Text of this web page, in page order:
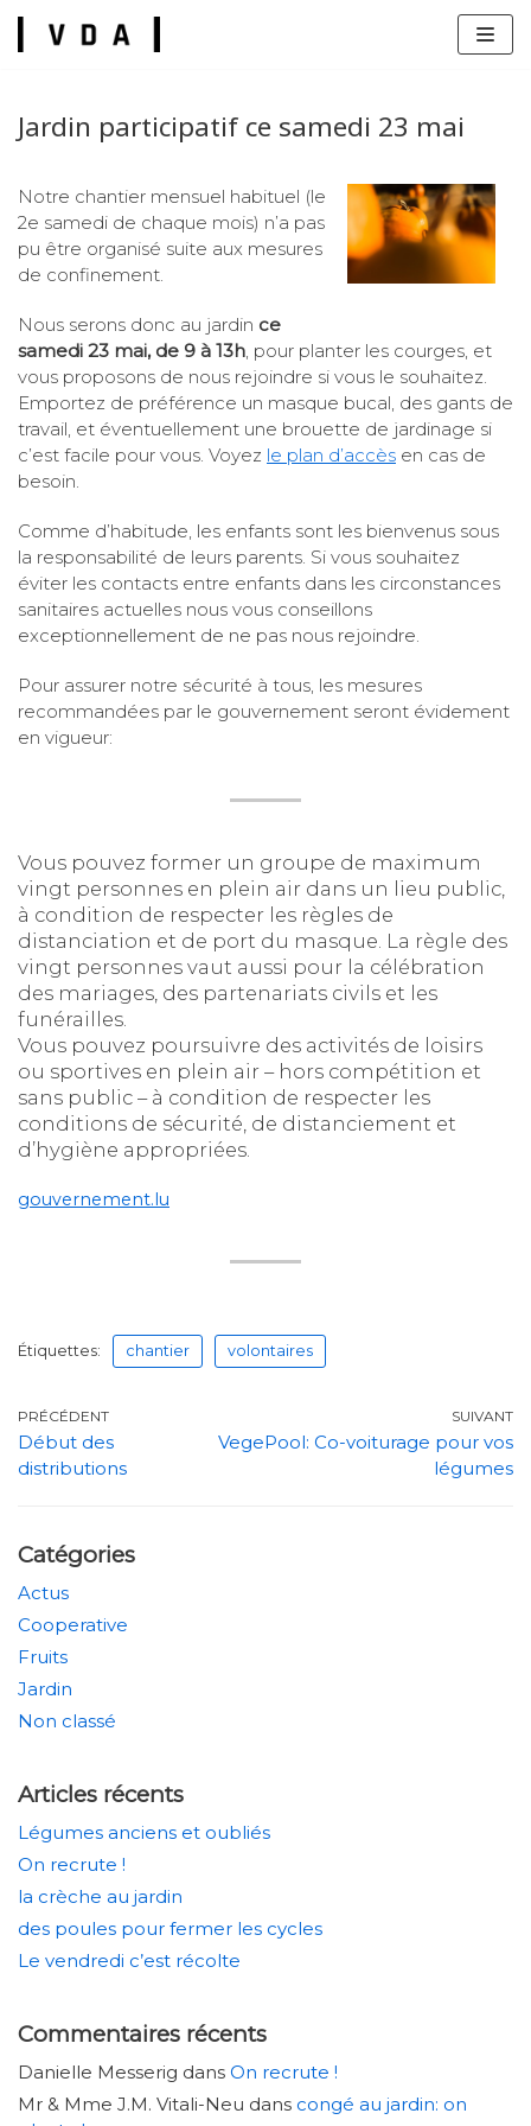
Aller
Jardin participatif ce samedi 23 mai
Notre chantier mensuel habituel (le
2e samedi de chaque mois) n’a pas
pu être organisé suite aux mesures
de confinement.
Nous serons donc au jardin ce
samedi 23 mai, de 9 à 13h, pour planter les courges, et
vous proposons de nous rejoindre si vous le souhaitez.
Emportez de préférence un masque bucal, des gants de
travail, et éventuellement une brouette de jardinage si
c’est facile pour vous. Voyez le plan d’accès en cas de
besoin.
Comme d’habitude, les enfants sont les bienvenus sous
la responsabilité de leurs parents. Si vous souhaitez
éviter les contacts entre enfants dans les circonstances
sanitaires actuelles nous vous conseillons
exceptionnellement de ne pas nous rejoindre.
Pour assurer notre sécurité à tous, les mesures
recommandées par le gouvernement seront évidement
en vigueur:
Vous pouvez former un groupe de maximum
vingt personnes en plein air dans un lieu public,
à condition de respecter les règles de
distanciation et de port du masque. La règle des
vingt personnes vaut aussi pour la célébration
des mariages, des partenariats civils et les
funérailles.
Vous pouvez poursuivre des activités de loisirs
ou sportives en plein air – hors compétition et
sans public – à condition de respecter les
conditions de sécurité, de distanciement et
d’hygiène appropriées.
gouvernement.lu
Étiquettes: chantier volontaires
PRÉCÉDENT
Début des
distributions
SUIVANT
VegePool: Co-voiturage pour vos
légumes
Catégories
Actus
Cooperative
Fruits
Jardin
Non classé
Articles récents
Légumes anciens et oubliés
On recrute !
la crèche au jardin
des poules pour fermer les cycles
Le vendredi c’est récolte
Commentaires récents
Danielle Messerig dans On recrute !
Mr & Mme J.M. Vitali-Neu dans congé au jardin: on